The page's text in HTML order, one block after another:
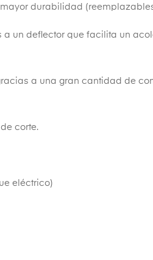
durabilidad
un deflector que facilita un
a una gran cantidad de
corte.
eléctrico)